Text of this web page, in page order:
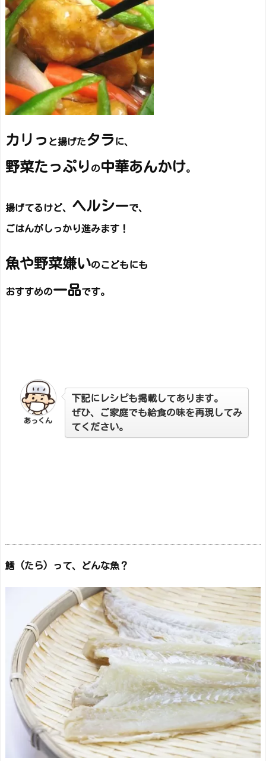
カリっ と揚げたタラに、
野菜たっぷり の中華あんかけ。
揚げてるけど、 ヘルシーで、
ごはんがしっかり進みます！
魚や野菜嫌いのこどもにも
おすすめの一品です。
あっくん
下記にレシピも掲載してあります。
ぜひ、ご家庭でも給食の味を再現してみ
てください。
鱈 (たら) って、どんな魚？